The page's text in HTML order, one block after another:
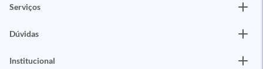
Serviços
Dúvidas
Institucional